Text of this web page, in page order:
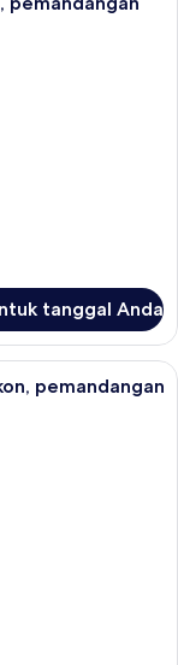
tanggal Anda
2 Tempat Tidur
pemandangan